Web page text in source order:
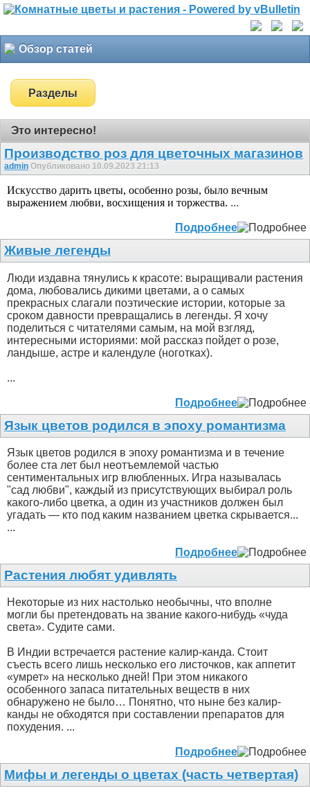
Обзор статей
Разделы
Это интересно!
Производство роз для цветочных магазинов
admin Опубликовано 10.09.2023 21:13
Искусство дарить цветы, особенно розы, было вечным
выражением любви, восхищения и торжества. ...
Подробнее
Живые легенды
Люди издавна тянулись к красоте: выращивали растения
дома, любовались дикими цветами, а о самых
прекрасных слагали поэтические истории, которые за
сроком давности превращались в легенды. Я хочу
поделиться с читателями самым, на мой взгляд,
интересными историями: мой рассказ пойдет о розе,
ландыше, астре и календуле (ноготках).
...
Подробнее
Язык цветов родился в эпоху романтизма
Язык цветов родился в эпоху романтизма и в течение
более ста лет был неотъемлемой частью
сентиментальных игр влюбленных. Игра называлась
"сад любви", каждый из присутствующих выбирал роль
какого-либо цветка, а один из участников должен был
угадать — кто под каким названием цветка скрывается...
...
Подробнее
Растения любят удивлять
Некоторые из них настолько необычны, что вполне
могли бы претендовать на звание какого-нибудь «чуда
света». Судите сами.
В Индии встречается растение калир-канда. Стоит
съесть всего лишь несколько его листочков, как аппетит
«умрет» на несколько дней! При этом никакого
особенного запаса питательных веществ в них
обнаружено не было… Понятно, что ныне без калир-
канды не обходятся при составлении препаратов для
похудения. ...
Подробнее
Мифы и легенды о цветах (часть четвертая)